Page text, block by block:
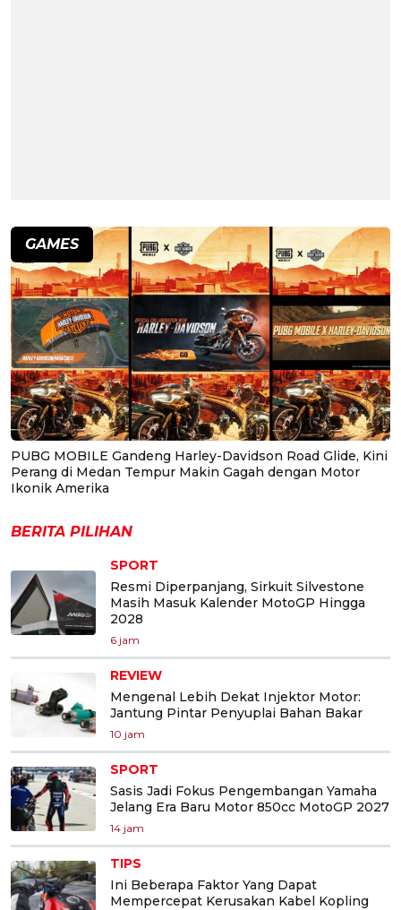
GAMES
PUBG MOBILE Gandeng Harley-Davidson Road Glide, Kini
Perang di Medan Tempur Makin Gagah dengan Motor
Ikonik Amerika
BERITA PILIHAN
SPORT
Resmi Diperpanjang, Sirkuit Silvestone
Masih Masuk Kalender MotoGP Hingga
2028
6 jam
REVIEW
Mengenal Lebih Dekat Injektor Motor:
Jantung Pintar Penyuplai Bahan Bakar
10 jam
SPORT
Sasis Jadi Fokus Pengembangan Yamaha
Jelang Era Baru Motor 850cc MotoGP 2027
14 jam
TIPS
Ini Beberapa Faktor Yang Dapat
Mempercepat Kerusakan Kabel Kopling